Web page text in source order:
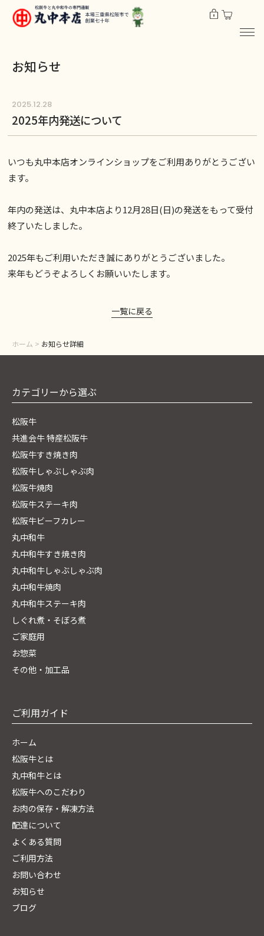
お知らせ
2025.12.28
2025年内発送について
いつも丸中本店オンラインショップをご利用ありがとうござい
ます。
年内の発送は、丸中本店より12月28日(日)の発送をもって受付
終了いたしました。
2025年もご利用いただき誠にありがとうございました。
来年もどうぞよろしくお願いいたします。
一覧に戻る
ホーム > お知らせ詳細
カテゴリーから選ぶ
松阪牛
共進会牛 特産松阪牛
松阪牛すき焼き肉
松阪牛しゃぶしゃぶ肉
松阪牛焼肉
松阪牛ステーキ肉
松阪牛ビーフカレー
丸中和牛
丸中和牛すき焼き肉
丸中和牛しゃぶしゃぶ肉
丸中和牛焼肉
丸中和牛ステーキ肉
しぐれ煮・そぼろ煮
ご家庭用
お惣菜
その他・加工品
ご利用ガイド
ホーム
松阪牛とは
丸中和牛とは
松阪牛へのこだわり
お肉の保存・解凍方法
配達について
よくある質問
ご利用方法
お問い合わせ
お知らせ
ブログ